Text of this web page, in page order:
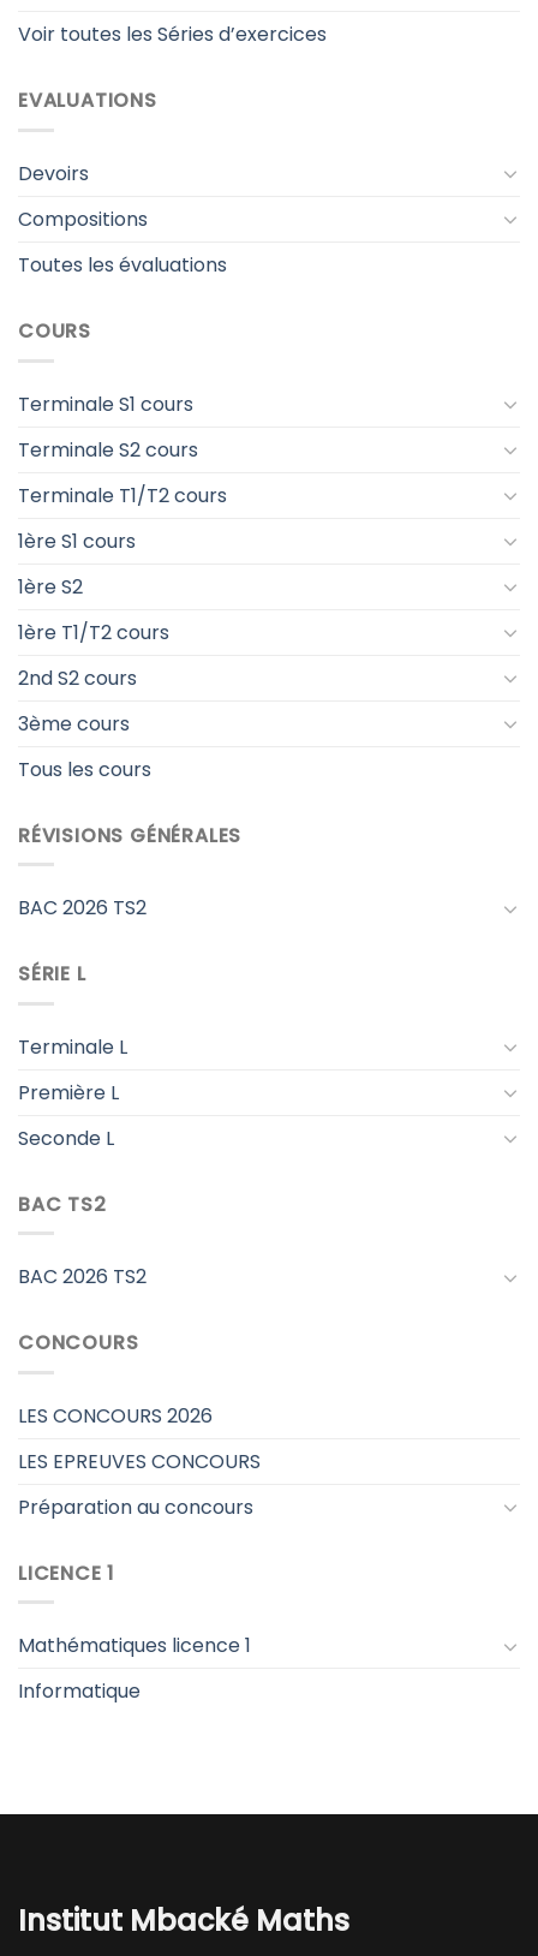
Voir toutes les Séries d’exercices
EVALUATIONS
Devoirs
Compositions
Toutes les évaluations
COURS
Terminale S1 cours
Terminale S2 cours
Terminale T1/T2 cours
1ère S1 cours
1ère S2
1ère T1/T2 cours
2nd S2 cours
3ème cours
Tous les cours
RÉVISIONS GÉNÉRALES
BAC 2026 TS2
SÉRIE L
Terminale L
Première L
Seconde L
BAC TS2
BAC 2026 TS2
CONCOURS
LES CONCOURS 2026
LES EPREUVES CONCOURS
Préparation au concours
LICENCE 1
Mathématiques licence 1
Informatique
Institut Mbacké Maths